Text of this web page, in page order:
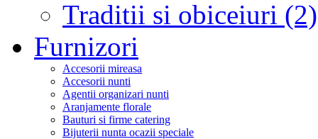
Traditii si obiceiuri (2)
Furnizori
Accesorii mireasa
Accesorii nunti
Agentii organizari nunti
Aranjamente florale
Bauturi si firme catering
Bijuterii nunta ocazii speciale